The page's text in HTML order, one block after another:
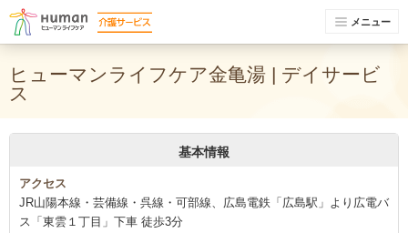
メニュー
ヒューマンライフケア金亀湯 | デイサービ
ス
基本情報
アクセス
JR山陽本線・芸備線・呉線・可部線、広島電鉄「広島駅」より広電バ
ス「東雲１丁目」下車 徒歩3分